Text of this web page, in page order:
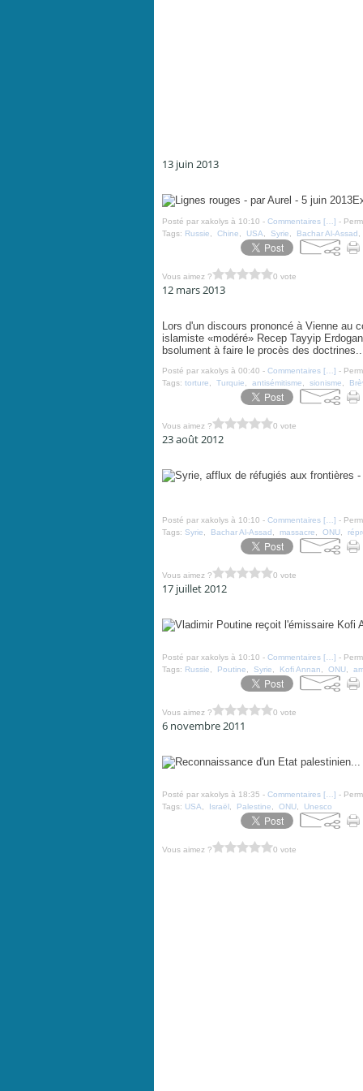
13 juin 2013
Posté par xakolys à 10:10 - Commentaires [… ] -
Tags: Russie Chine USA Syrie Bachar Al-Assad
Vous aimez ? 0 vote
12 mars 2013
Lors d'un discours prononcé à Vienne au
islamiste «modéré» Recep Tayyip
bsolument à faire le procès des
Posté par xakolys à 00:40 - Commentaires [… ] -
Tags: torture Turquie antisémitisme sionisme
Vous aimez ? 0 vote
23 août 2012
Posté par xakolys à 10:10 - Commentaires [… ] -
Tags: Syrie Bachar Al-Assad massacre ONU,
Vous aimez ? 0 vote
17 juillet 2012
Posté par xakolys à 10:10 - Commentaires [… ] -
Tags: Russie Poutine Syrie Kofi Annan ONU,
Vous aimez ? 0 vote
6 novembre 2011
Posté par xakolys à 18:35 - Commentaires [… ] -
Tags: USA Israël, Palestine ONU, Unesco
Vous aimez ? 0 vote